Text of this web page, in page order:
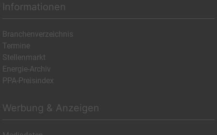
Informationen
Branchenverzeichnis
Termine
Stellenmarkt
Energie-Archiv
PPA-Preisindex
Werbung & Anzeigen